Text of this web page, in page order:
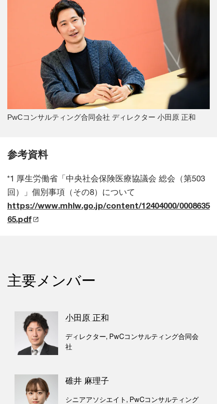
PwCコンサルティング合同会社 ディレクター 小田原 正和
参考資料
*1 厚生労働省「中央社会保険医療協議会 総会（第503
回）」個別事項（その8）について
https://www.mhlw.go.jp/content/12404000/0008635
65.pdf
主要メンバー
小田原 正和
ディレクター, PwCコンサルティング合同会
社
碓井 麻理子
シニアアソシエイト, PwCコンサルティング